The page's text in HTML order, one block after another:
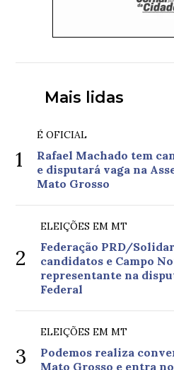
Mais lidas
1
É OFICIAL
Rafael Machado tem
e disputará vaga na
Mato Grosso
2
ELEIÇÕES EM MT
Federação PRD/
candidatos e Campo
representante na
Federal
3
ELEIÇÕES EM MT
Podemos realiza
Mato Grosso e entra